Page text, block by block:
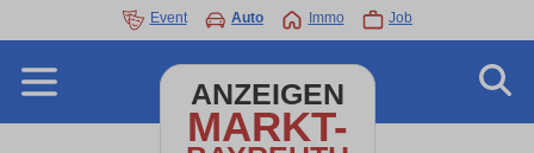
Event Auto Immo Job
ANZEIGEN
MARKT-